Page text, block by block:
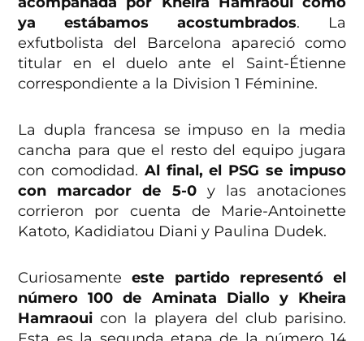
ya estábamos acostumbrados. La
exfutbolista del Barcelona apareció como
titular en el duelo ante el Saint-Étienne
correspondiente a la Division 1 Féminine.
La dupla francesa se impuso en la media
cancha para que el resto del equipo jugara
con comodidad. Al final, el PSG se impuso
con marcador de 5-0y las anotaciones
corrieron por cuenta de Marie-Antoinette
Katoto, Kadidiatou Diani y Paulina Dudek.
Curiosamenteeste partido representó el
número 100 de Aminata Diallo y Kheira
Hamraoui con la playera del club parisino.